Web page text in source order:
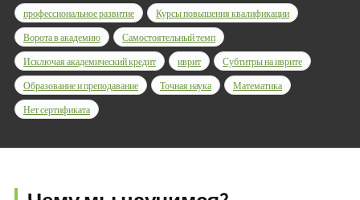
профессиональное развитие
Курсы повышения квалификации
Ворота в академию
Самостоятельный темп
Исключая академический кредит
иврит
Субтитры на иврите
Образование и преподавание
Точная наука
Математика
Нет сертификата